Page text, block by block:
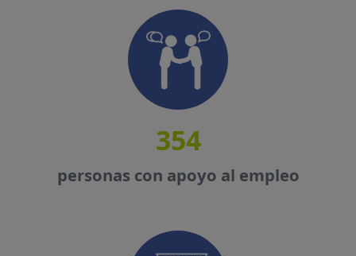
354
personas con apoyo al empleo